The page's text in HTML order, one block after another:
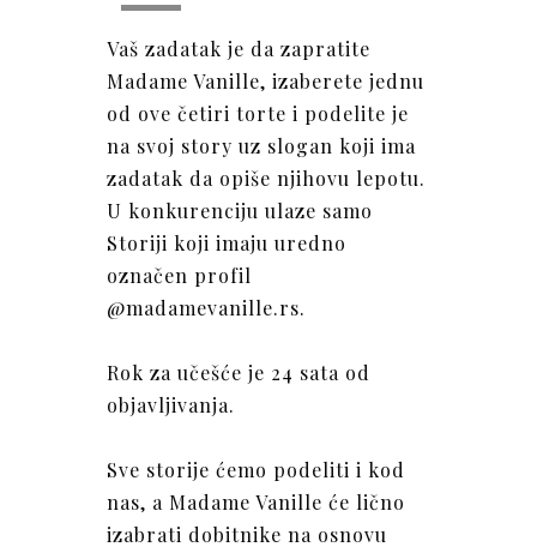
Vaš zadatak je da zapratite
Madame Vanille, izaberete jednu
od ove četiri torte i podelite je
na svoj story uz slogan koji ima
zadatak da opiše njihovu lepotu.
U konkurenciju ulaze samo
Storiji koji imaju uredno
označen profil
@madamevanille.rs.
Rok za učešće je 24 sata od
objavljivanja.
Sve storije ćemo podeliti i kod
nas, a Madame Vanille će lično
izabrati dobitnike na osnovu